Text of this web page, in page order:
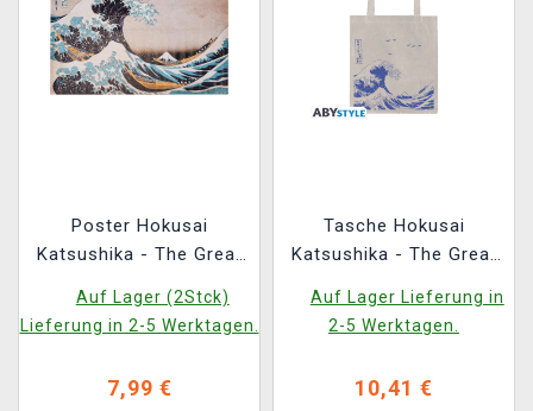
Poster Hokusai
Katsushika - The Great
Auf Lager (2Stck)
Lieferung in 2-5 Werktagen.
7,99 €
Tasche Hokusai
Katsushika - The Great
(Stoff)
Auf Lager Lieferung in
2-5 Werktagen.
10,41 €